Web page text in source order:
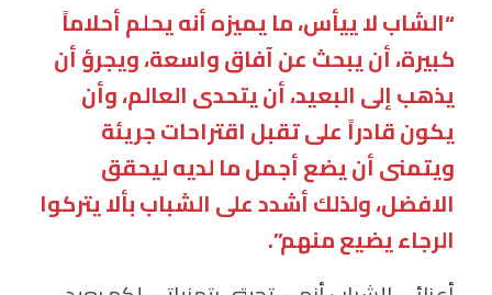
“الشاب لا ييأس، ما يميزه أنه يحلم أحلاماً
كبيرة، أن يبحث عن آفاق واسعة، ويجرؤ أن
يذهب إلى البعيد، أن يتحدى العالم، وأن
يكون قادراً على تقبل اقتراحات جريئة
ويتمنى أن يضع أجمل ما لديه ليحقق
الافضل، ولذلك أشدد على الشباب بألا يتركوا
الرجاء يضيع منهم”.